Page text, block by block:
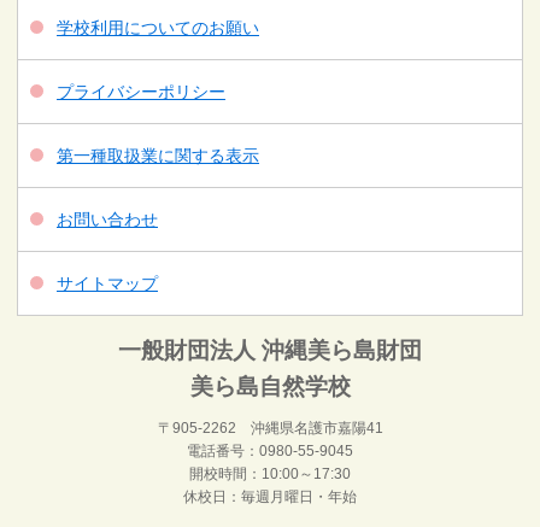
学校利用についてのお願い
プライバシーポリシー
第一種取扱業に関する表示
お問い合わせ
サイトマップ
一般財団法人 沖縄美ら島財団
美ら島自然学校
〒905-2262 沖縄県名護市嘉陽41
電話番号：0980-55-9045
開校時間：10:00～17:30
休校日：毎週月曜日・年始